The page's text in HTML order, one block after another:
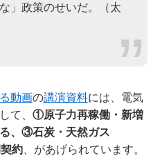
」政策のせいだ。（太
動画の講演資料には、電気
て、 ①原子力再稼働・新増
、③石炭・天然ガス
約、があげられています。